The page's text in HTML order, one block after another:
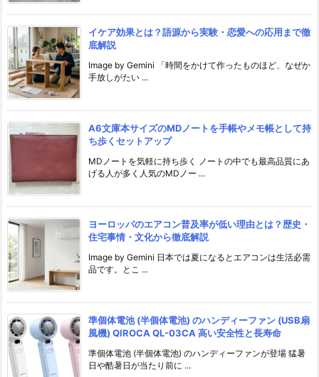
イケア効果とは？語源から実験・恋愛への応用まで徹
底解説
Image by Gemini 「時間をかけて作ったものほど、なぜか
手放しがたい ...
A6文庫本サイズのMDノートを手帳やメモ帳として持
ち歩くセットアップ
MDノートを気軽に持ち歩く ノートの中でも最高品質にあ
げる人が多く人気のMDノー ...
ヨーロッパのエアコン普及率が低い理由とは？歴史・
住宅事情・文化から徹底解説
Image by Gemini 日本では夏になるとエアコンは生活必需
品です。とこ ...
準個体電池 (半個体電池) のハンディーファン (USB扇
風機) QIROCA QL-03CA 高い安全性と長寿命
準個体電池 (半個体電池) のハンディーファンが登場 猛暑
日や酷暑日が当たり前に ...